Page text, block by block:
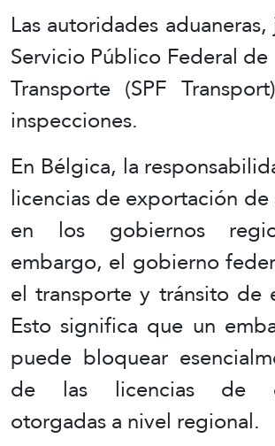
Las autoridades
Servicio Público Federal
Transporte (SPF
inspecciones.
En Bélgica, la
licencias de exportación de
en los gobiernos
embargo, el gobierno
el transporte y tránsito de
Esto significa que un
puede bloquear
de las licencias de
otorgadas a nivel regional.